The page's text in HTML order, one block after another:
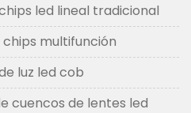
led lineal tradicional
multifunción
luz led cob
cuencos de lentes led